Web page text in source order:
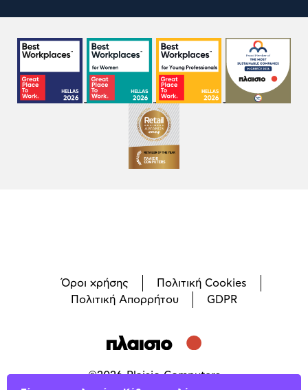
Όροι χρήσης
Πολιτική Cookies
Πολιτική Απορρήτου
GDPR
©2026 Plaisio Computers